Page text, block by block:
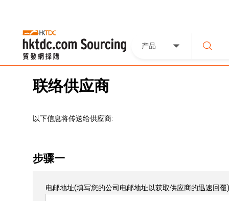
产品
联络供应商
以下信息将传送给供应商:
步骤一
电邮地址(填写您的公司电邮地址以获取供应商的迅速回覆)